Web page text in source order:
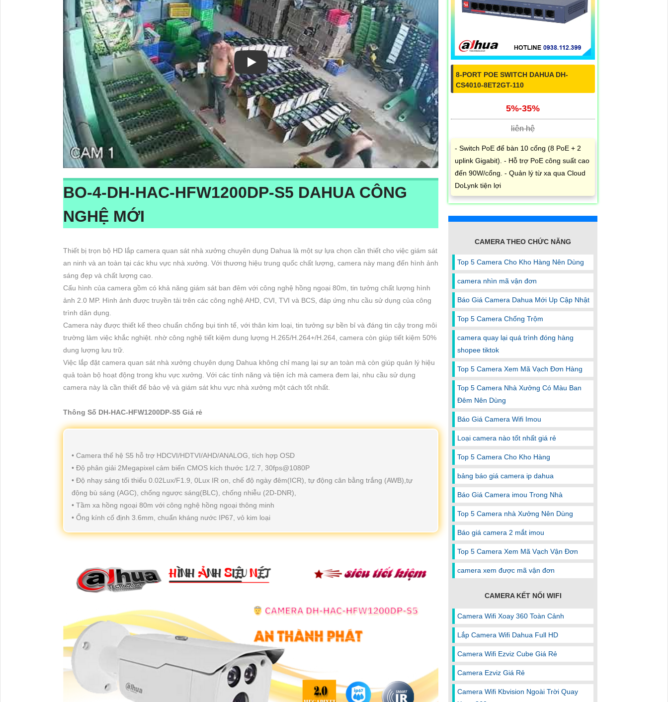
Xem video Lắp Đặt Camera Kho Hàng Giá Rẻ
BO-4-DH-HAC-HFW1200DP-S5 DAHUA CÔNG
NGHỆ MỚI
Thiết bị trọn bộ HD lắp camera quan sát nhà xưởng chuyên dụng Dahua là một sự lựa chọn cần thiết cho việc giám sát
an ninh và an toàn tại các khu vực nhà xưởng. Với thương hiệu trung quốc chất lượng, camera này mang đến hình ảnh
sáng đẹp và chất lượng cao.
Cấu hình của camera gồm có khả năng giám sát ban đêm với công nghệ hồng ngoại 80m, tin tưởng chất lượng hình
ảnh 2.0 MP. Hình ảnh được truyền tải trên các công nghệ AHD, CVI, TVI và BCS, đáp ứng nhu cầu sử dụng của công
trình dân dụng.
Camera này được thiết kế theo chuẩn chống bụi tinh tế, với thân kim loại, tin tưởng sự bền bỉ và đáng tin cậy trong môi
trường làm việc khắc nghiệt. nhờ công nghệ tiết kiệm dung lượng H.265/H.264+/H.264, camera còn giúp tiết kiệm 50%
dung lượng lưu trữ.
Việc lắp đặt camera quan sát nhà xưởng chuyên dụng Dahua không chỉ mang lại sự an toàn mà còn giúp quản lý hiệu
quả toàn bộ hoạt động trong khu vực xưởng. Với các tính năng và tiện ích mà camera đem lại, nhu cầu sử dụng
camera này là cần thiết để bảo vệ và giám sát khu vực nhà xưởng một cách tốt nhất.
Thông Số DH-HAC-HFW1200DP-S5 Giá rẻ
• Camera thế hệ S5 hỗ trợ HDCVI/HDTVI/AHD/ANALOG, tích hợp OSD
• Độ phân giải 2Megapixel cảm biến CMOS kích thước 1/2.7, 30fps@1080P
• Độ nhạy sáng tối thiểu 0.02Lux/F1.9, 0Lux IR on, chế độ ngày đêm(ICR), tự động cân bằng trắng (AWB),tự
động bù sáng (AGC), chống ngược sáng(BLC), chống nhiễu (2D-DNR),
• Tầm xa hồng ngoại 80m với công nghệ hồng ngoại thông minh
• Ống kính cố định 3.6mm, chuẩn kháng nước IP67, vỏ kim loại
8-PORT POE SWITCH DAHUA DH-
CS4010-8ET2GT-110
5%-35%
liên hệ
- Switch PoE để bàn 10 cổng (8 PoE + 2
uplink Gigabit). - Hỗ trợ PoE công suất cao
đến 90W/cổng. - Quản lý từ xa qua Cloud
DoLynk tiện lợi
CAMERA THEO CHỨC NĂNG
Top 5 Camera Cho Kho Hàng Nên Dùng
camera nhìn mã vận đơn
Báo Giá Camera Dahua Mới Up Cập Nhật
Top 5 Camera Chống Trộm
camera quay lại quá trình đóng hàng
shopee tiktok
Top 5 Camera Xem Mã Vạch Đơn Hàng
Top 5 Camera Nhà Xưởng Có Màu Ban
Đêm Nên Dùng
Báo Giá Camera Wifi Imou
Loại camera nào tốt nhất giá rẻ
Top 5 Camera Cho Kho Hàng
bảng báo giá camera ip dahua
Báo Giá Camera imou Trong Nhà
Top 5 Camera nhà Xưởng Nên Dùng
Báo giá camera 2 mắt imou
Top 5 Camera Xem Mã Vạch Vận Đơn
camera xem được mã vận đơn
CAMERA KẾT NỐI WIFI
Camera Wifi Xoay 360 Toàn Cảnh
Lắp Camera Wifi Dahua Full HD
Camera Wifi Ezviz Cube Giá Rẻ
Camera Ezviz Giá Rẻ
Camera Wifi Kbvision Ngoài Trời Quay